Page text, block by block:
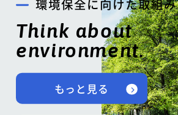
環境保全に向けた取組み
Think about
environment.
もっと見る